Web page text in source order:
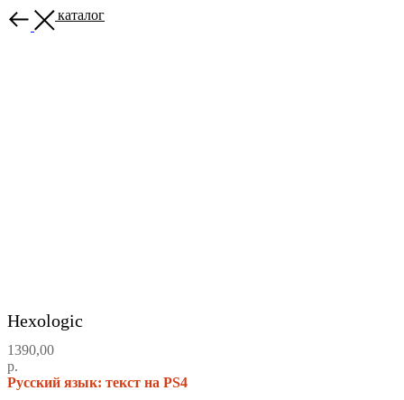
Назад в каталог
Hexologic
1390,00
р.
Русский язык: текст на PS4